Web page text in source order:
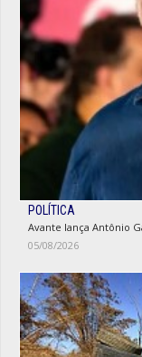
POLÍTICA
Avante lança Antônio
05/08/2026